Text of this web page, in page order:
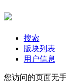
搜索
版块列表
用户信息
您访问的页面无